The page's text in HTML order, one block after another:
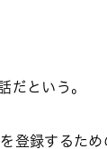
だという。
登録するた